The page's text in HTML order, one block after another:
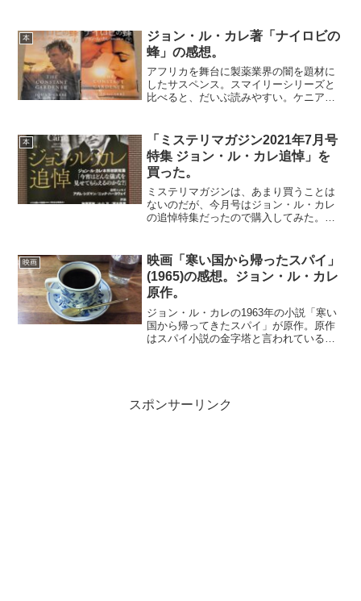
族への危害をちらつかせる東側のスパ
イ。彼女が将軍という名を持...
本
ジョン・ル・カレ著「ナイロビの
蜂」の感想。
アフリカを舞台に製薬業界の闇を題材に
したサスペンス。スマイリーシリーズと
比べると、だいぶ読みやすい。ケニア駐
を探ろうと自ら捜査に乗り出す。すると
今まで知らなかった妻の活...
本
「ミステリマガジン2021年7月号
特集 ジョン・ル・カレ追悼」を
買った。
ミステリマガジンは、あまり買うことは
ないのだが、今月号はジョン・ル・カレ
の追悼特集だったので購入してみた。本
味深い。総合で「寒い国から帰ってきた
スパイ」は２位になってい...
映画
映画「寒い国から帰ったスパイ」
(1965)の感想。ジョン・ル・カレ
原作。
ジョン・ル・カレの1963年の小説「寒い
国から帰ってきたスパイ」が原作。原作
はスパイ小説の金字塔と言われている
スポンサーリンク